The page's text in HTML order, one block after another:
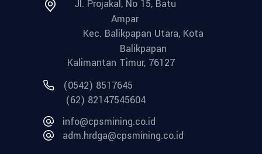
Jl. Projakal, No 15, Batu
Ampar
Kec. Balikpapan Utara, Kota
Balikpapan
Kalimantan Timur, 76127
(0542) 8517645
(62) 82147545604
info@cpsmining.co.id
adm.hrdga@cpsmining.co.id